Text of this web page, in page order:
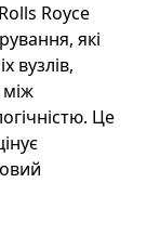
Royce
які
вузлів,
Це